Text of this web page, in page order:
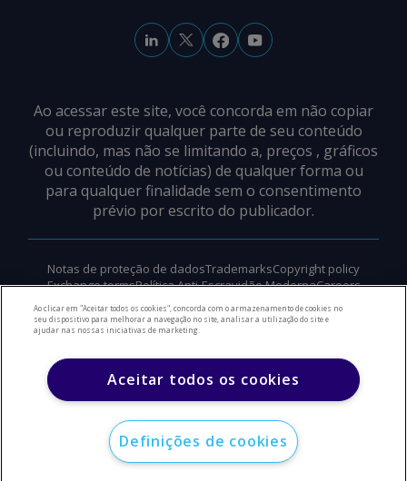
Ao acessar este site, você concorda em não copiar
ou reproduzir qualquer parte de seu conteúdo
(incluindo, mas não se limitando a, preços , gráficos
ou conteúdo de notícias) de qualquer forma ou
para qualquer finalidade sem o consentimento
prévio por escrito do publicador.
Notas de proteção de dadosTrademarksCopyright policy
Exchange termsPolítica Anti-Escravidão ModernaCareers
Suporte
Ao clicar em "Aceitar todos os cookies", concorda com o armazenamento de cookies no
seu dispositivo para melhorar a navegação no site, analisar a utilização do site e
ajudar nas nossas iniciativas de marketing.
Aceitar todos os cookies
Definições de cookies